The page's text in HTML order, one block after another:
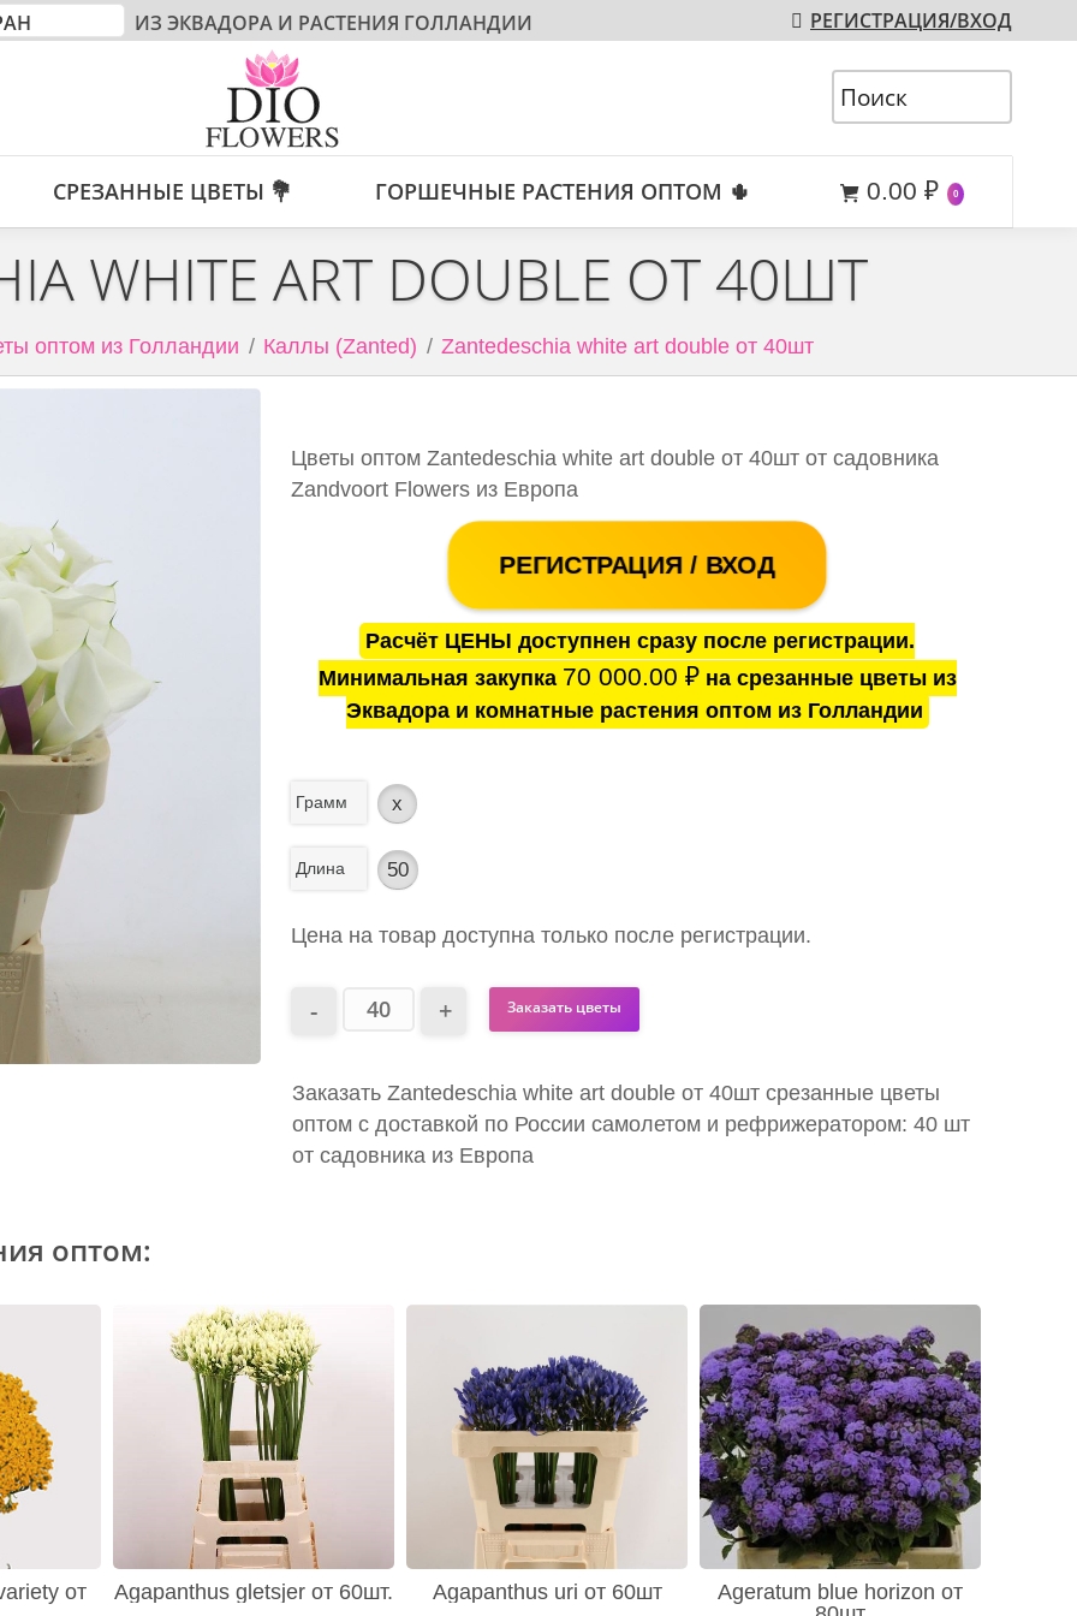
ИЗ ЭКВАДОРА И РАСТЕНИЯ ГОЛЛАНДИИ РЕГИСТРАЦИЯ/ВХОД
СРЕЗАННЫЕ ЦВЕТЫ 💐 ГОРШЕЧНЫЕ РАСТЕНИЯ ОПТОМ 🌵 0.00 ₽ 0
WHITE ART DOUBLE ОТ 40ШТ
оптом из Голландии Каллы (Zanted) Zantedeschia white art double от 40шт
Цветы оптом Zantedeschia white art double от 40шт от садовника
Zandvoort Flowers из Европа
РЕГИСТРАЦИЯ / ВХОД
Расчёт ЦЕНЫ доступнен сразу после регистрации.
Минимальная закупка 70 000.00 ₽на срезанные цветы из
Эквадора и комнатные растения оптом из Голландии
Грамм x
Длина 50
Цена на товар доступна только после регистрации.
Заказать цветы
Заказать Zantedeschia white art double от 40шт срезанные цветы
оптом с доставкой по России самолетом и рефрижератором: 40 шт
от садовника из Европа
оптом:
от Agapanthus gletsjer от 60шт. Agapanthus uri от 60шт
Ageratum blue horizon от